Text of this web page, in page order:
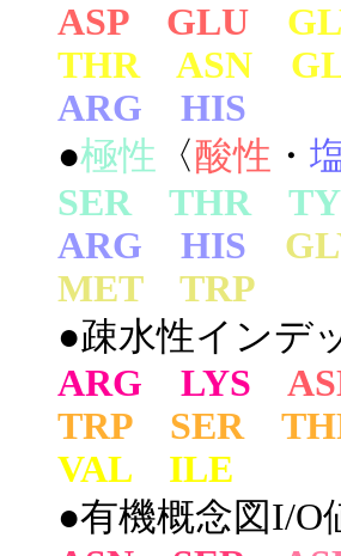
ASP GLU
THR ASN
ARG HIS
●極性 〈酸性 ・
SER THR
ARG HIS
MET TRP
●疎水性インデ
ARG LYS
TRP SER
VAL ILE
●有機概念図I/O